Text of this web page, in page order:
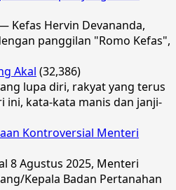
Kefas Hervin Devananda,
panggilan "Romo Kefas",
Akal (32,386)
lupa diri, rakyat yang terus
ini, kata-kata manis dan janji-
Kontroversial Menteri
8 Agustus 2025, Menteri
Kepala Badan Pertanahan